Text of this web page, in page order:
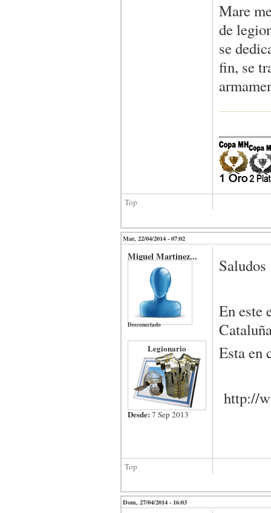
Mare
de
se
fin, se
Top
Mar, 22/04/2014 - 07:02
Miguel Martinez...
Desconectado
Legionario
Desde:7 Sep 2013
Saludos
En este
Esta en
http://
Top
Dom, 27/04/2014 - 16:03